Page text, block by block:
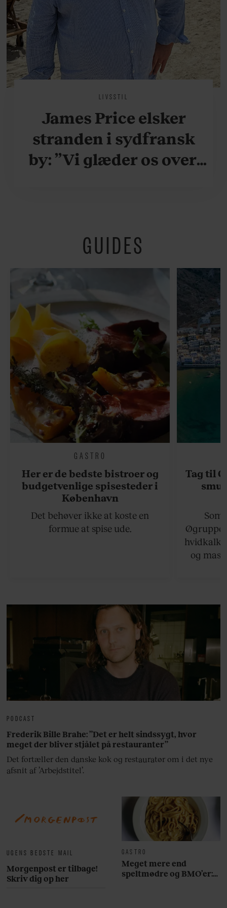
LIVSSTIL
James Price elsker
stranden i sydfransk
by: ”Vi glæder os over,
fredeligt”
GUIDES
GASTRO
Her er de bedste bistroer og
budgetvenlige spisesteder i
København
Det behøver ikke at koste en
formue at spise ude.
Tag til
og
UGENS BEDSTE MAIL
Morgenpost er tilbage!
Skriv dig op her
GASTRO
Meget mere end
speltmødre og BMO’er:
PODCAST
Frederik Bille Brahe: ”Det er helt sindssygt, hvor
meget der bliver stjålet på restauranter”
Det fortæller den danske kok og restauratør om i det nye
afsnit af ’Arbejdstitel’.